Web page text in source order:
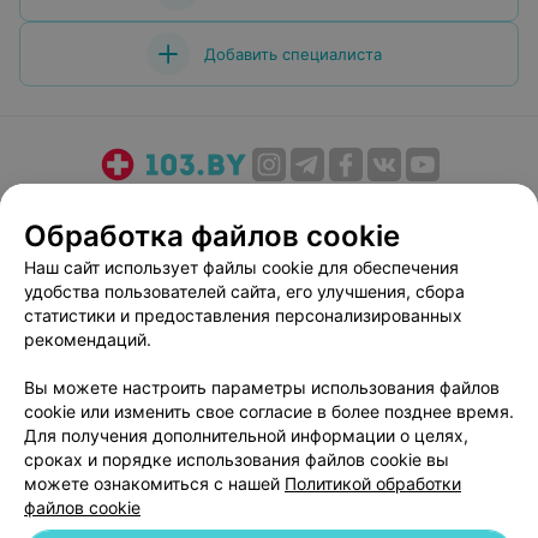
Добавить специалиста
Медицинский маркетинг
Публичный договор
Пользовательское соглашение
Способы оплаты
Вакансии
Партнеры
Персональные настройки cookie
Обработка персональных данных
Обработка файлов cookie
Наш сайт использует файлы cookie для обеспечения
удобства пользователей сайта, его улучшения, сбора
статистики и предоставления персонализированных
рекомендаций.
Вы можете настроить параметры использования файлов
cookie или изменить свое согласие в более позднее время.
Для получения дополнительной информации о целях,
сроках и порядке использования файлов cookie вы
можете ознакомиться с нашей Политикой обработки
файлов cookie